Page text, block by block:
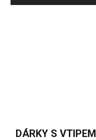
DÁRKY S VTIPEM